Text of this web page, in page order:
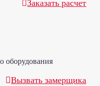
Заказать расчет
оборудования
Вызвать замерщика